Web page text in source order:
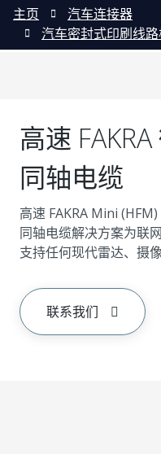
主页
汽车连接器
汽车密封式印刷线
高速
同轴电缆
高速 FAKRA Mini (HFM)
同轴电缆解决方案为联
支持任何现代雷达、摄
联系我们